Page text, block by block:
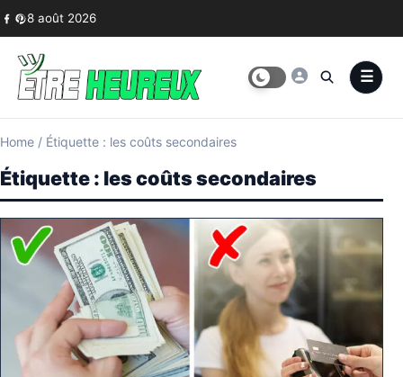
Skip to content
8 août 2026
Home / Étiquette : les coûts secondaires
Étiquette : les coûts secondaires